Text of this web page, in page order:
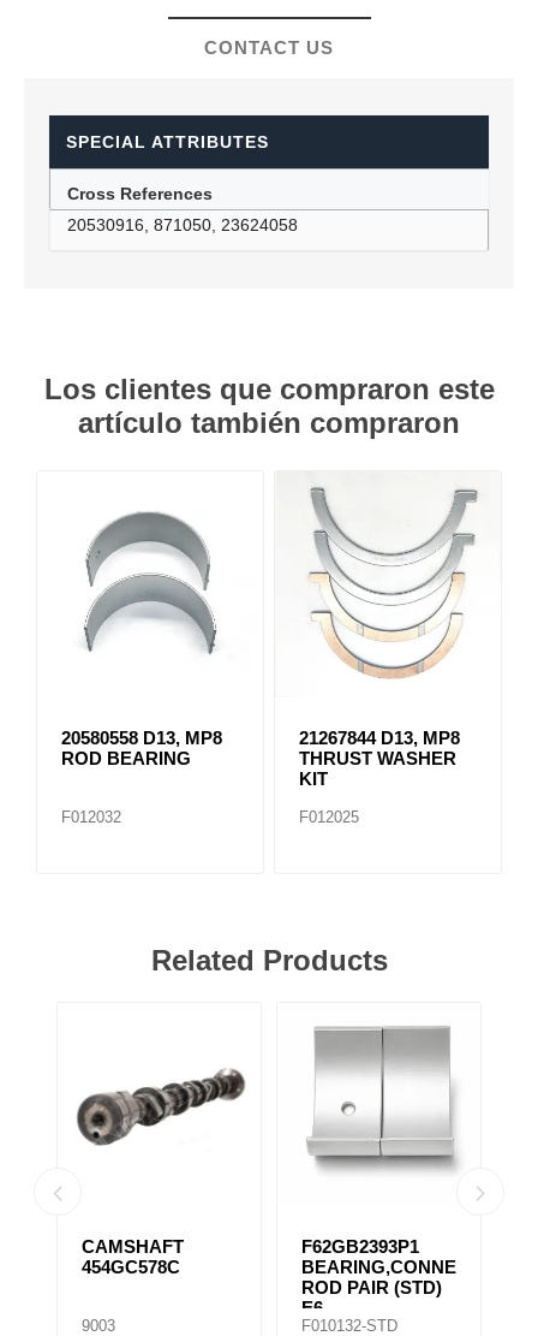
CONTACT US
SPECIAL ATTRIBUTES
Cross References
20530916, 871050, 23624058
Los clientes que compraron este
artículo también compraron
20580558 D13, MP8
ROD BEARING
F012032
21267844 D13, MP8
THRUST WASHER
KIT
F012025
Related Products
CAMSHAFT
454GC578C
9003
F62GB2393P1
BEARING,CONNECTING
ROD PAIR (STD)
E6
F010132-STD